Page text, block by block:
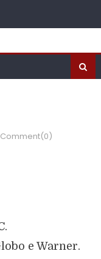
Comment(0)
e Warner.